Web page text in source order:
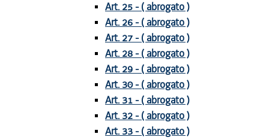
Art. 25 - ( abrogato )
Art. 26 - ( abrogato )
Art. 27 - ( abrogato )
Art. 28 - ( abrogato )
Art. 29 - ( abrogato )
Art. 30 - ( abrogato )
Art. 31 - ( abrogato )
Art. 32 - ( abrogato )
Art. 33 - ( abrogato )